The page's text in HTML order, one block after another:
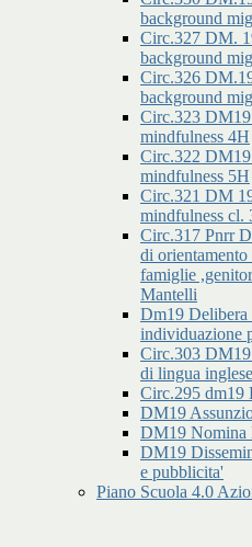
background
Circ.327 DM.
background
Circ.326
background
Circ.323
mindfulness 4H
Circ.322
mindfulness 5H
Circ.321 DM
mindfulness cl.
Circ.317 Pnrr
di
famiglie
Mantelli
Dm19 Delibera
individuazione
Circ.303 DM19
di lingua
Circ.295 dm19
DM19
DM19 Nomina
DM19
e pubblicita'
Piano Scuola 4.0